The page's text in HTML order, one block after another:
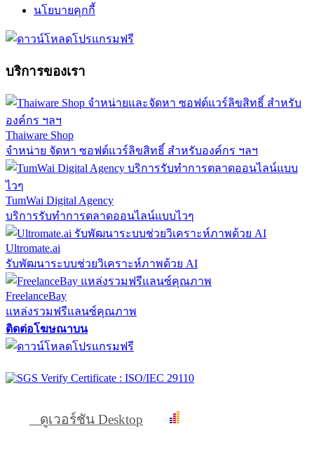
นโยบายคุกกี้
บริการของเรา
Thaiware Shop
จำหน่าย จัดหา ซอฟต์แวร์ลิขสิทธิ์ สำหรับองค์กร ฯลฯ
TumWai Digital Agency
บริการรับทำการตลาดออนไลน์แบบไวๆ
Ultromate.ai
รับพัฒนาระบบช่วยวิเคราะห์ภาพด้วย AI
FreelanceBay
แหล่งรวมฟรีแลนซ์คุณภาพ
ติดต่อโฆษณาบน
ดูเวอร์ชัน Desktop